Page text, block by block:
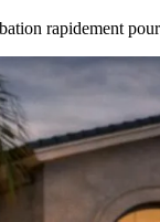
rapidement